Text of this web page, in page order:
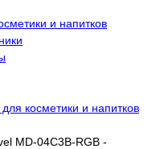
и напитков
косметики и напитков
MD-04C3B-RGB -